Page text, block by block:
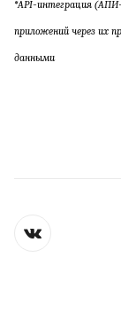
*API-интеграция (АПИ-
приложений через их
данными